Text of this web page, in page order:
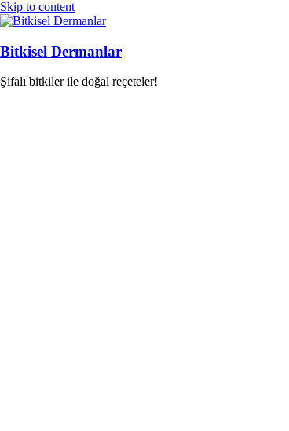
Skip to content
Bitkisel Dermanlar
Şifalı bitkiler ile doğal reçeteler!